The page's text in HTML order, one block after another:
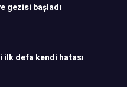
gezisi başladı
ilk defa kendi hatası